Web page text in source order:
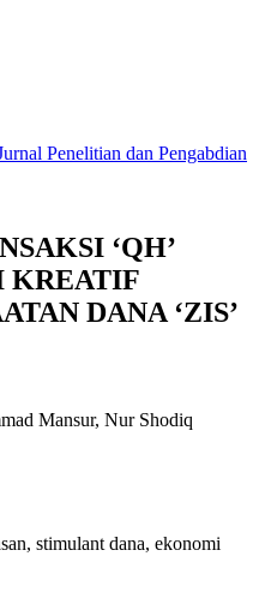
Penelitian dan Pengabdian
‘QH’
KREATIF
DANA ‘ZIS’
Mansur, Nur Shodiq
stimulant dana, ekonomi